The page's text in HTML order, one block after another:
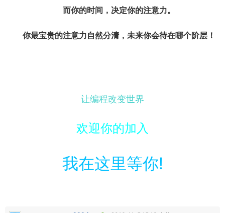
而你的时间，决定你的注意力。
你最宝贵的注意力自然分清，未来你会待在哪个阶层！
让编程改变世界
欢迎你的加入
我在这里等你!